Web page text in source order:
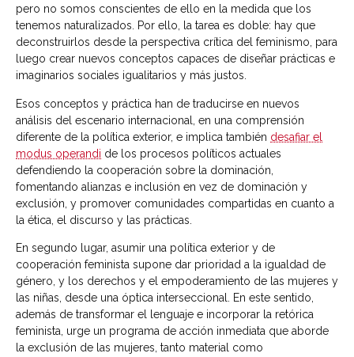
pero no somos conscientes de ello en la medida que los
tenemos naturalizados. Por ello, la tarea es doble: hay que
deconstruirlos desde la perspectiva crítica del feminismo, para
luego crear nuevos conceptos capaces de diseñar prácticas e
imaginarios sociales igualitarios y más justos.
Esos conceptos y práctica han de traducirse en nuevos
análisis del escenario internacional, en una comprensión
diferente de la política exterior, e implica también desafiar el
modus operandi de los procesos políticos actuales
defendiendo la cooperación sobre la dominación,
fomentando alianzas e inclusión en vez de dominación y
exclusión, y promover comunidades compartidas en cuanto a
la ética, el discurso y las prácticas.
En segundo lugar, asumir una política exterior y de
cooperación feminista supone dar prioridad a la igualdad de
género, y los derechos y el empoderamiento de las mujeres y
las niñas, desde una óptica interseccional. En este sentido,
además de transformar el lenguaje e incorporar la retórica
feminista, urge un programa de acción inmediata que aborde
la exclusión de las mujeres, tanto material como